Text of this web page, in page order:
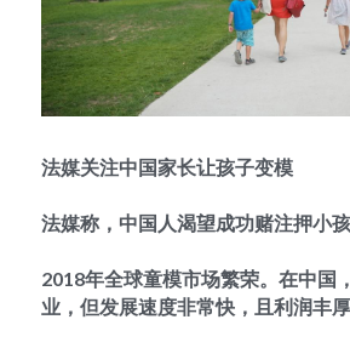
法媒关注中国家长让孩子变模
法媒称，中国人渴望成功赌注押小孩
2018年全球童模市场繁荣。在中国
业，但发展速度非常快，且利润丰厚